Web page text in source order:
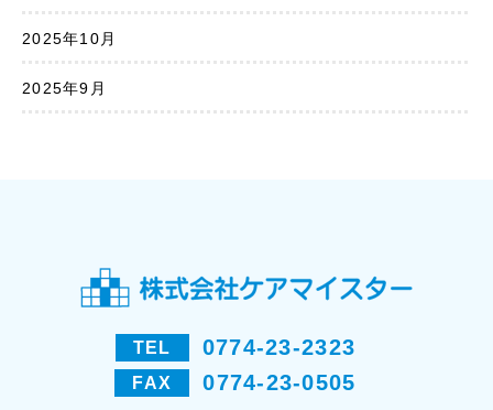
2025年10月
2025年9月
TEL 0774-23-2323
FAX 0774-23-0505